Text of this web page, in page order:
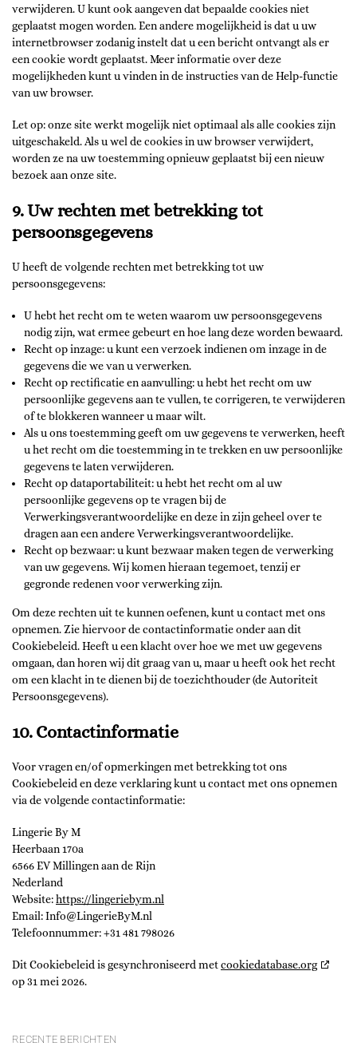
verwijderen. U kunt ook aangeven dat bepaalde cookies niet
geplaatst mogen worden. Een andere mogelijkheid is dat u uw
internetbrowser zodanig instelt dat u een bericht ontvangt als er
een cookie wordt geplaatst. Meer informatie over deze
mogelijkheden kunt u vinden in de instructies van de Help-functie
van uw browser.
Let op: onze site werkt mogelijk niet optimaal als alle cookies zijn
uitgeschakeld. Als u wel de cookies in uw browser verwijdert,
worden ze na uw toestemming opnieuw geplaatst bij een nieuw
bezoek aan onze site.
9. Uw rechten met betrekking tot
persoonsgegevens
U heeft de volgende rechten met betrekking tot uw
persoonsgegevens:
U hebt het recht om te weten waarom uw persoonsgegevens
nodig zijn, wat ermee gebeurt en hoe lang deze worden bewaard.
Recht op inzage: u kunt een verzoek indienen om inzage in de
gegevens die we van u verwerken.
Recht op rectificatie en aanvulling: u hebt het recht om uw
persoonlijke gegevens aan te vullen, te corrigeren, te verwijderen
of te blokkeren wanneer u maar wilt.
Als u ons toestemming geeft om uw gegevens te verwerken, heeft
u het recht om die toestemming in te trekken en uw persoonlijke
gegevens te laten verwijderen.
Recht op dataportabiliteit: u hebt het recht om al uw
persoonlijke gegevens op te vragen bij de
Verwerkingsverantwoordelijke en deze in zijn geheel over te
dragen aan een andere Verwerkingsverantwoordelijke.
Recht op bezwaar: u kunt bezwaar maken tegen de verwerking
van uw gegevens. Wij komen hieraan tegemoet, tenzij er
gegronde redenen voor verwerking zijn.
Om deze rechten uit te kunnen oefenen, kunt u contact met ons
opnemen. Zie hiervoor de contactinformatie onder aan dit
Cookiebeleid. Heeft u een klacht over hoe we met uw gegevens
omgaan, dan horen wij dit graag van u, maar u heeft ook het recht
om een klacht in te dienen bij de toezichthouder (de Autoriteit
Persoonsgegevens).
10. Contactinformatie
Voor vragen en/of opmerkingen met betrekking tot ons
Cookiebeleid en deze verklaring kunt u contact met ons opnemen
via de volgende contactinformatie:
Lingerie By M
Heerbaan 170a
6566 EV Millingen aan de Rijn
Nederland
Website:https://lingeriebym.nl
Email:Info@LingerieByM.nl
Telefoonnummer: +31 481 798026
Dit Cookiebeleid is gesynchroniseerd metcookiedatabase.org
op 31 mei 2026.
RECENTE BERICHTEN